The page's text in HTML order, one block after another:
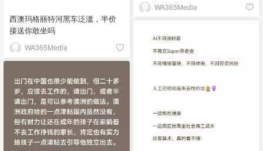
西澳玛格丽特河黑车泛滥，半价
接送你敢坐吗
WA365Media
WA365Media